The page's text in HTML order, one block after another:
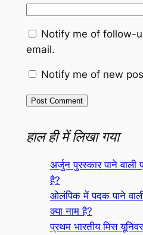
Notify me of follow-
email.
Notify me of new
हाल ही में लिखा गया
अर्जुन पुरस्कार पाने वाली
है?
ओलंपिक में पदक पाने
क्या नाम है?
प्रथम भारतीय मिस